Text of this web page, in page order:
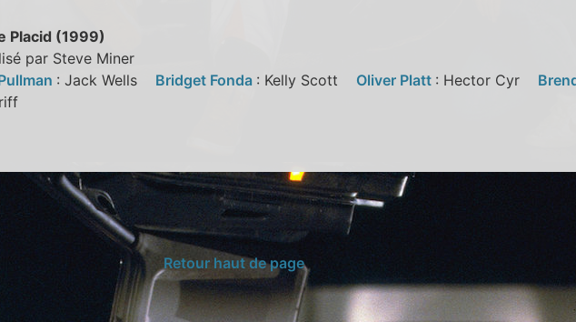
Placid (1999)
par Steve Miner
: Jack Wells Bridget Fonda : Kelly Scott Oliver Platt : Hector Cyr
Retour haut de page